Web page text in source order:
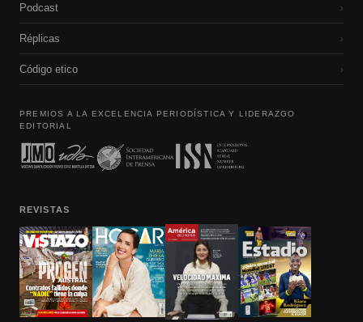
Podcast ›
Réplicas ›
Código etico ›
PREMIOS A LA EXCELENCIA PERIODÍSTICA Y LIDERAZGO
EDITORIAL
REVISTAS